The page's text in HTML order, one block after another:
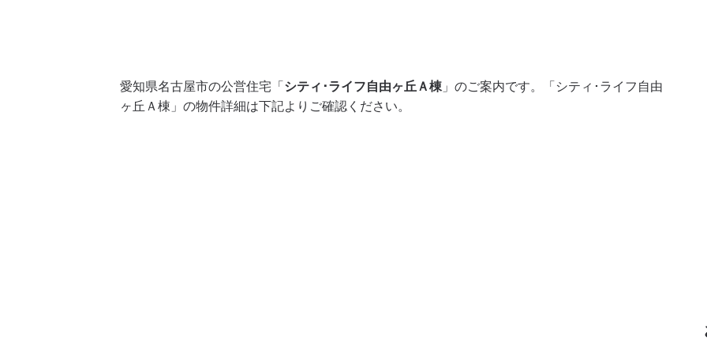
愛知県名古屋市の公営住宅「 シティ･ライフ自由ヶ丘Ａ棟 」のご案内です。「シティ･ライフ自由
ヶ丘Ａ棟」の物件詳細は下記よりご確認ください。